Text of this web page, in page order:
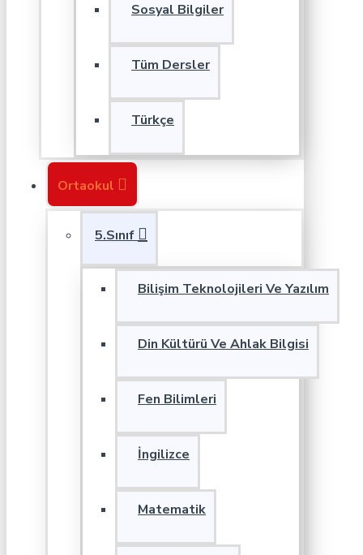
Sosyal Bilgiler
Tüm Dersler
Türkçe
Ortaokul
5.Sınıf
Bilişim Teknolojileri Ve Yazılım
Din Kültürü Ve Ahlak Bilgisi
Fen Bilimleri
İngilizce
Matematik